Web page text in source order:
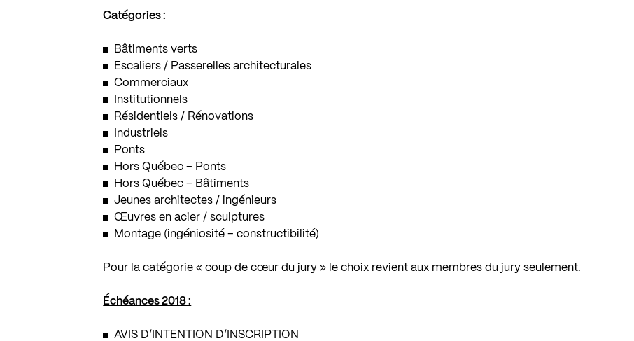
Catégories :
Bâtiments verts
Escaliers / Passerelles architecturales
Commerciaux
Institutionnels
Résidentiels / Rénovations
Industriels
Ponts
Hors Québec – Ponts
Hors Québec – Bâtiments
Jeunes architectes / ingénieurs
Œuvres en acier / sculptures
Montage (ingéniosité – constructibilité)
Pour la catégorie « coup de cœur du jury » le choix revient aux membres du jury seulement.
Échéances 2018 :
AVIS D’INTENTION D’INSCRIPTION